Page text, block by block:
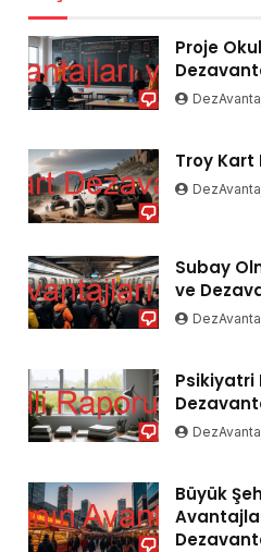
Proje
Troy Kart
Subay
ve
Psikiyatri
Büyük